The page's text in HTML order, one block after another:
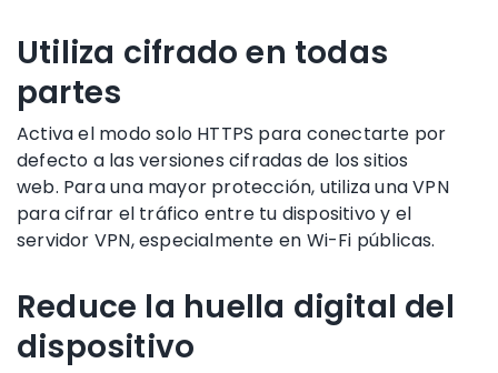
Utiliza cifrado en todas
partes
Activa el modo solo HTTPS para conectarte por
defecto a las versiones cifradas de los sitios
web. Para una mayor protección, utiliza una VPN
para cifrar el tráfico entre tu dispositivo y el
servidor VPN, especialmente en Wi-Fi públicas.
Reduce la huella digital del
dispositivo